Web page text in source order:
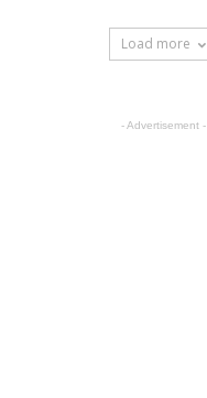
Load more
- Advertisement -